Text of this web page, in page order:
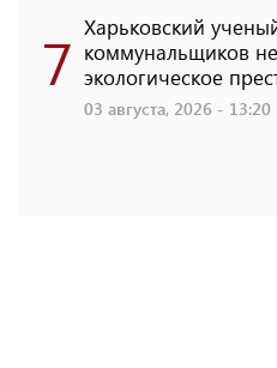
7 Харьковский
коммунальщиков
экологическое
03 августа, 2026 - 13:20